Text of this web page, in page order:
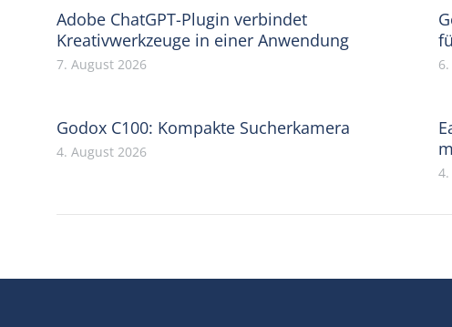
Adobe ChatGPT-Plugin verbindet
Kreativwerkzeuge in einer Anwendung
7. August 2026
Godox C100: Kompakte Sucherkamera
4. August 2026